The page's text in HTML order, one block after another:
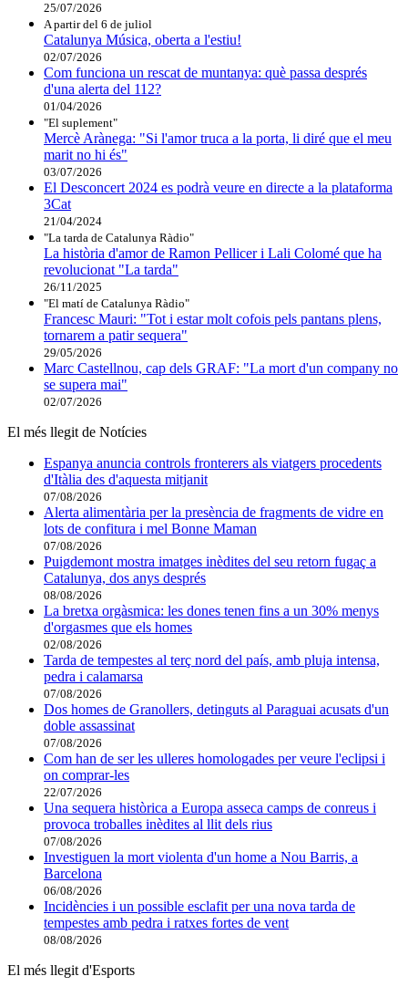
25/07/2026
A partir del 6 de juliol
Catalunya Música, oberta a l'estiu!
02/07/2026
Com funciona un rescat de muntanya: què passa després
d'una alerta del 112?
01/04/2026
"El suplement"
Mercè Arànega: "Si l'amor truca a la porta, li diré que el meu
marit no hi és"
03/07/2026
El Desconcert 2024 es podrà veure en directe a la plataforma
3Cat
21/04/2024
"La tarda de Catalunya Ràdio"
La història d'amor de Ramon Pellicer i Lali Colomé que ha
revolucionat "La tarda"
26/11/2025
"El matí de Catalunya Ràdio"
Francesc Mauri: "Tot i estar molt cofois pels pantans plens,
tornarem a patir sequera"
29/05/2026
Marc Castellnou, cap dels GRAF: "La mort d'un company no
se supera mai"
02/07/2026
El més llegit de Notícies
Espanya anuncia controls fronterers als viatgers procedents
d'Itàlia des d'aquesta mitjanit
07/08/2026
Alerta alimentària per la presència de fragments de vidre en
lots de confitura i mel Bonne Maman
07/08/2026
Puigdemont mostra imatges inèdites del seu retorn fugaç a
Catalunya, dos anys després
08/08/2026
La bretxa orgàsmica: les dones tenen fins a un 30% menys
d'orgasmes que els homes
02/08/2026
Tarda de tempestes al terç nord del país, amb pluja intensa,
pedra i calamarsa
07/08/2026
Dos homes de Granollers, detinguts al Paraguai acusats d'un
doble assassinat
07/08/2026
Com han de ser les ulleres homologades per veure l'eclipsi i
on comprar-les
22/07/2026
Una sequera històrica a Europa asseca camps de conreus i
provoca troballes inèdites al llit dels rius
07/08/2026
Investiguen la mort violenta d'un home a Nou Barris, a
Barcelona
06/08/2026
Incidències i un possible esclafit per una nova tarda de
tempestes amb pedra i ratxes fortes de vent
08/08/2026
El més llegit d'Esports